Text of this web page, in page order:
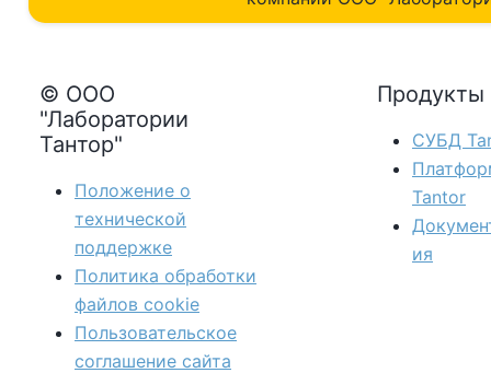
© ООО
"Лаборатории
Тантор"
Положение о
технической
поддержке
Политика обработки
файлов сookie
Пользовательское
соглашение сайта
Продукты
СУБД
Tantor
ия